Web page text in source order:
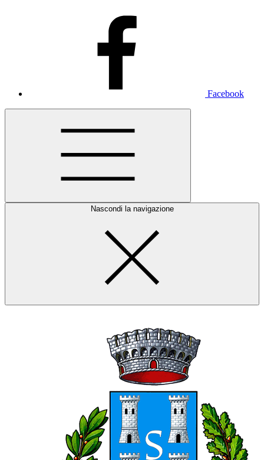
Facebook
Nascondi la navigazione